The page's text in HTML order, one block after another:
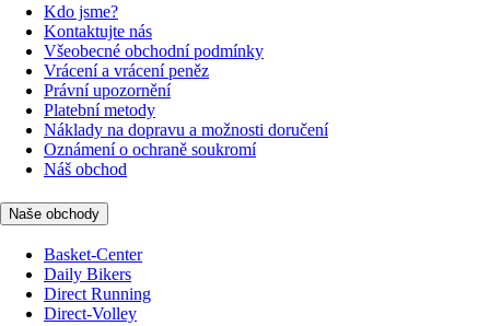
Kdo jsme?
Kontaktujte nás
Všeobecné obchodní podmínky
Vrácení a vrácení peněz
Právní upozornění
Platební metody
Náklady na dopravu a možnosti doručení
Oznámení o ochraně soukromí
Náš obchod
Naše obchody
Basket-Center
Daily Bikers
Direct Running
Direct-Volley